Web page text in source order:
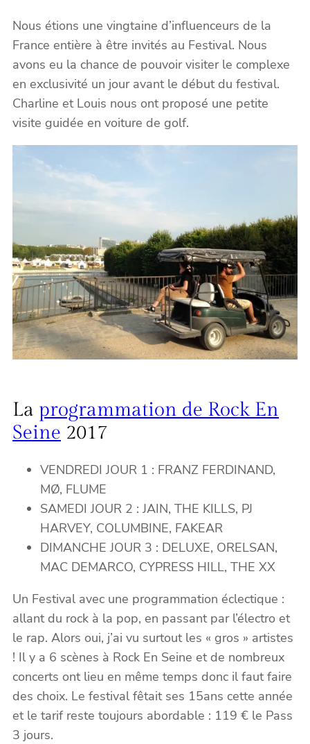
Nous étions une vingtaine d’influenceurs de la
France entière à être invités au Festival. Nous
avons eu la chance de pouvoir visiter le complexe
en exclusivité un jour avant le début du festival.
Charline et Louis nous ont proposé une petite
visite guidée en voiture de golf.
La programmation de Rock En
Seine 2017
VENDREDI JOUR 1 : FRANZ FERDINAND,
MØ, FLUME
SAMEDI JOUR 2 : JAIN, THE KILLS, PJ
HARVEY, COLUMBINE, FAKEAR
DIMANCHE JOUR 3 : DELUXE, ORELSAN,
MAC DEMARCO, CYPRESS HILL, THE XX
Un Festival avec une programmation éclectique :
allant du rock à la pop, en passant par l’électro et
le rap. Alors oui, j’ai vu surtout les « gros » artistes
! Il y a 6 scènes à Rock En Seine et de nombreux
concerts ont lieu en même temps donc il faut faire
des choix. Le festival fêtait ses 15ans cette année
et le tarif reste toujours abordable : 119 € le Pass
3 jours.